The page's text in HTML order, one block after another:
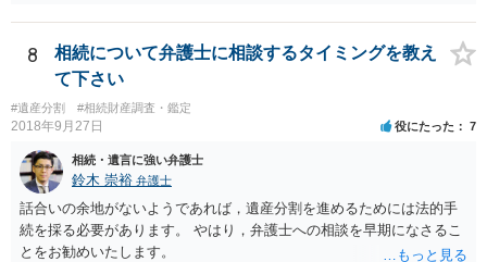
したとしても、変更されることはありません。
8
相続について弁護士に相談するタイミングを教え
て下さい
#遺産分割 #相続財産調査・鑑定
2018年9月27日 役にたった 7
相続・遺言に強い弁護士
鈴木 崇裕 弁護士
話合いの余地がないようであれば，遺産分割を進めるためには法的手
続を採る必要があります。 やはり，弁護士への相談を早期になさるこ
とをお勧めいたします。